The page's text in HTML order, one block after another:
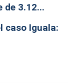
de 3.12...
caso Iguala: